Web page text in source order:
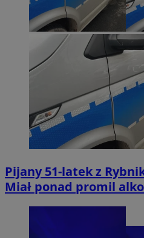
Pijany 51-latek z
Miał ponad promil